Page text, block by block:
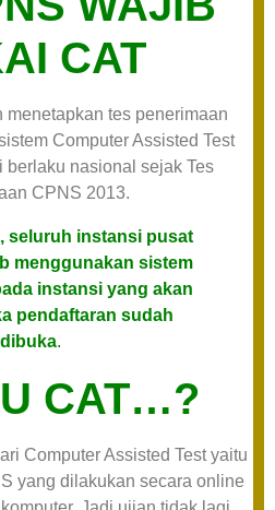
CAT
menetapkan tes penerimaan
Computer Assisted Test
berlaku nasional sejak Tes
CPNS 2013.
seluruh instansi pusat
menggunakan sistem
instansi yang akan
pendaftaran sudah
dibuka.
CAT…?
Computer Assisted Test yaitu
yang dilakukan secara online